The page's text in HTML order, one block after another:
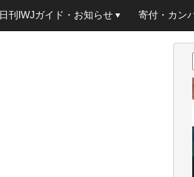
日刊IWJガイド・お知らせ 寄付・カン